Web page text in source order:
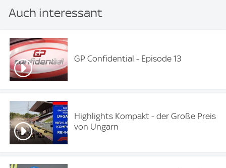
Auch interessant
GP Confidential - Episode 13
Highlights Kompakt - der Große Preis
von Ungarn